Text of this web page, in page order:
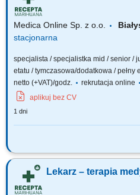
medycznej; przygotowywanie i
kontroli realizacji umów o...
Medica Online Sp. z o.o.
stacjonarna
specjalista / specjalistka mid / senior /
etatu / tymczasowa/dodatkowa / pełny
netto (+VAT)/godz.
rekrutacja online
aplikuj bez CV
1 dni
Zapraszamy do współpracy z naszą
marihuanie, działającej stacjonarnie.
lekarzy i lekarek różnych
poszerzanie wiedzy, aby dołączyć do
Lekarz – terapia